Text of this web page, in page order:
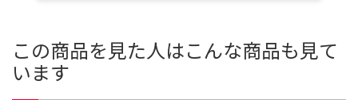
この商品を見た人はこんな商品も見て
います